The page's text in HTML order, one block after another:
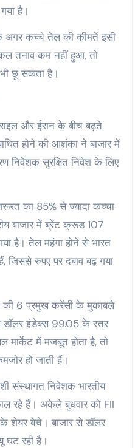
है।
अगर कच्चे तेल की कीमतें इसी
तनाव कम नहीं हुआ, तो
छू सकता है।
और ईरान के बीच बढ़ते
होने की आशंका ने बाजार में
निवेशक सुरक्षित निवेश के लिए
का 85% से ज्यादा कच्चा
बाजार में ब्रेंट क्रूड 107
है। तेल महंगा होने से भारत
जिससे रुपए पर दबाव बढ़ गया
की 6 प्रमुख करेंसी के मुकाबले
डॉलर इंडेक्स 99.05 के स्तर
मार्केट में मजबूत होता है, तो
हो जाती हैं।
संस्थागत निवेशक भारतीय
रहे हैं। अकेले बुधवार को FII
शेयर बेचे। बाजार से डॉलर
घट रही है।